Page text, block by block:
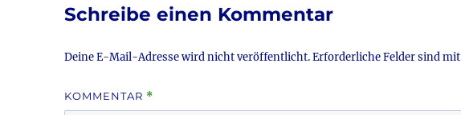
o
k
Schreibe einen Kommentar
Deine E-Mail-Adresse wird nicht veröffentlicht.Erforderliche Felder sind mit
KOMMENTAR *